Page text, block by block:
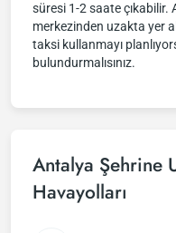
süresi 1-2 saate çıkabilir.
merkezinden uzakta yer
taksi kullanmayı
bulundurmalısınız.
Antalya Şehrine
Havayolları